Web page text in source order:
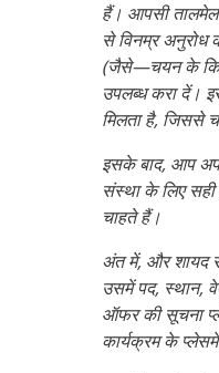
हैं। आपसी तालमेल
से विनम्र
(जैसे—चयन के
उपलब्ध करा दें।
मिलता है, जिससे
इसके बाद, आप
संस्था के लिए
चाहते हैं।
अंत में, और शायद
उसमें पद, स्थान,
ऑफर की सूचना
कार्यक्रम के